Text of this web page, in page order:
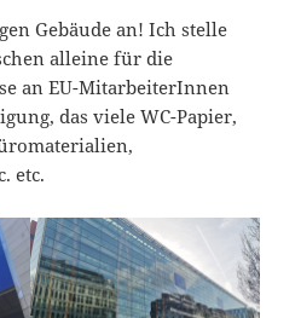
Gebäude an! Ich stelle
alleine für die
an EU-MitarbeiterInnen
das viele WC-Papier,
etc.